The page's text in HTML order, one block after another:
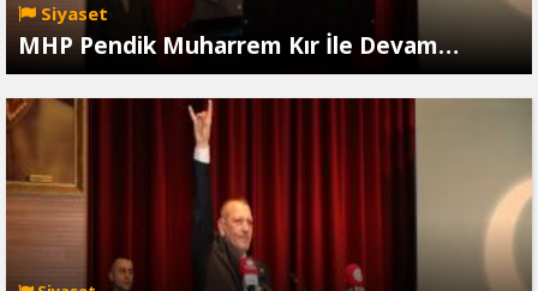
Siyaset
MHP Pendik Muharrem Kır İle Devam…